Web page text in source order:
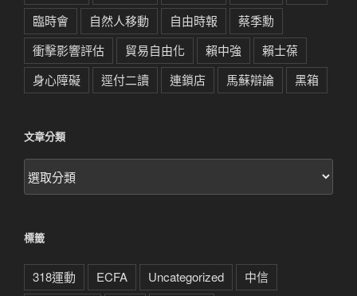
臨時會 自然人移動 自由時報
蔡季勳
衝擊影響評估
貿易自由化 賴中強
賴士葆
身心障礙
逕付二讀 連鎖店 馬蘇辯論 黑箱
文章分類
文
章
標籤
318運動 ECFA Uncategorized
中信